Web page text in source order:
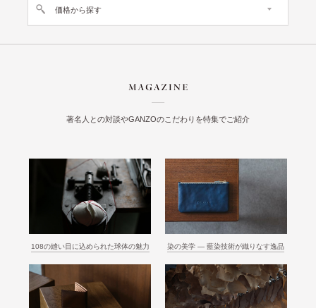
価格から探す
著名人との対談やGANZOのこだわりを特集でご紹介
108の縫い目に込められた球体の魅力 染の美学 ― 藍染技術が織りなす逸品